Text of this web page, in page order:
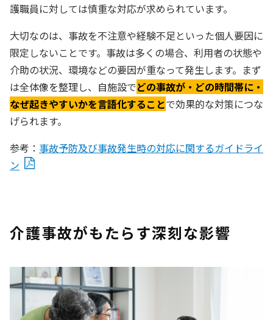
護職員に対しては慎重な対応が求められています。
大切なのは、事故を不注意や経験不足といった個人要因に
限定しないことです。事故は多くの場合、利用者の状態や
介助の状況、環境などの要因が重なって発生します。まず
は全体像を整理し、自施設でどの事故が・どの時間帯に・
なぜ起きやすいかを言語化することで効果的な対策につな
げられます。
参考： 事故予防及び事故発生時の対応に関するガイドライ
ン
介護事故がもたらす深刻な影響